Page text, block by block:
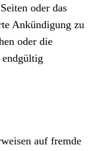
oder das
Ankündigung zu
oder die
auf fremde